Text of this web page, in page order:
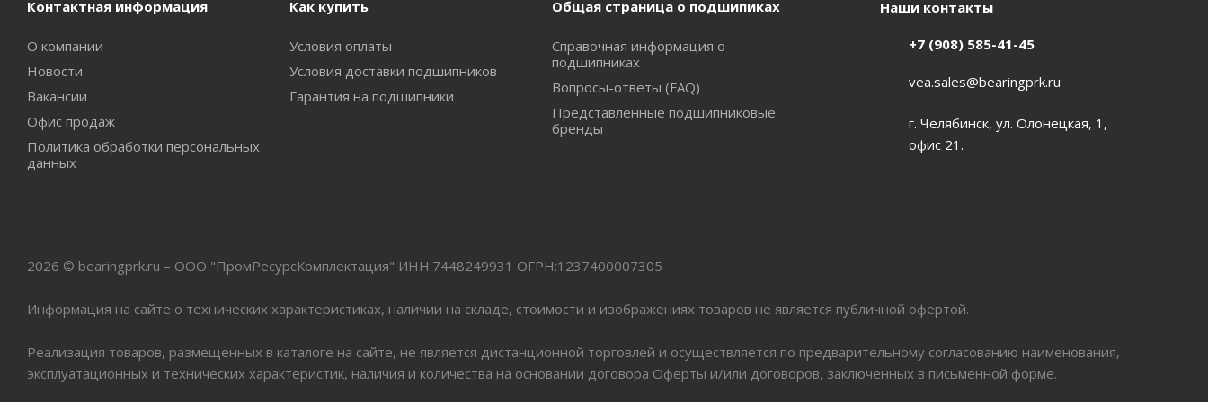
Контактная информация
О компании
Новости
Вакансии
Офис продаж
Политика обработки персональных
данных
Как купить
Условия оплаты
Условия доставки подшипников
Гарантия на подшипники
Общая страница о подшипиках
Справочная информация о
подшипниках
Вопросы-ответы (FAQ)
Представленные подшипниковые
бренды
Наши контакты
+7 (908) 585-41-45
vea.sales@bearingprk.ru
г. Челябинск, ул. Олонецкая, 1,
офис 21.
2026 © bearingprk.ru – ООО "ПромРесурсКомплектация" ИНН:7448249931 ОГРН:1237400007305
Информация на сайте о технических характеристиках, наличии на складе, стоимости и изображениях товаров не является публичной офертой.
Реализация товаров, размещенных в каталоге на сайте, не является дистанционной торговлей и осуществляется по предварительному согласованию наименования,
эксплуатационных и технических характеристик, наличия и количества на основании договора Оферты и/или договоров, заключенных в письменной форме.